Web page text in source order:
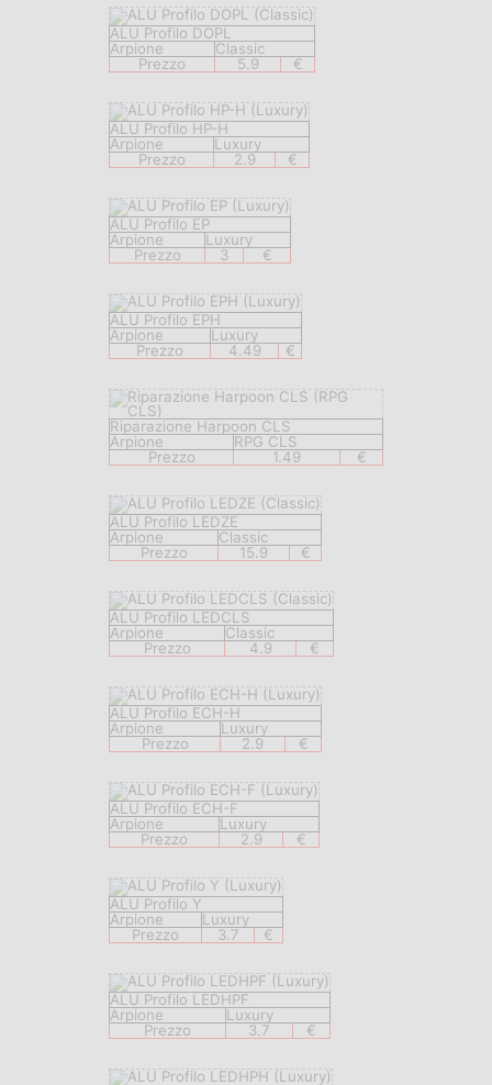
ALU Profilo DOPL
Arpione
Classic
Prezzo
5.9 €
ALU Profilo HP-H
Arpione
Luxury
Prezzo
2.9 €
ALU Profilo EP
Arpione
Luxury
Prezzo
3 €
ALU Profilo EPH
Arpione
Luxury
Prezzo
4.49 €
Riparazione Harpoon CLS
Arpione
RPG CLS
Prezzo
1.49 €
ALU Profilo LEDZE
Arpione
Classic
Prezzo
15.9 €
ALU Profilo LEDCLS
Arpione
Classic
Prezzo
4.9 €
ALU Profilo ECH-H
Arpione
Luxury
Prezzo
2.9 €
ALU Profilo ECH-F
Arpione
Luxury
Prezzo
2.9 €
ALU Profilo Y
Arpione
Luxury
Prezzo
3.7 €
ALU Profilo LEDHPF
Arpione
Luxury
Prezzo
3.7 €